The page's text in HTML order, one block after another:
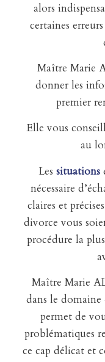
alors
certaines
Maître Marie
donner les
premier
Elle vous
au
Les situations
nécessaire
claires et
divorce vous
procédure la
Maître Marie
dans le domaine
permet de
problématiques
ce cap délicat et